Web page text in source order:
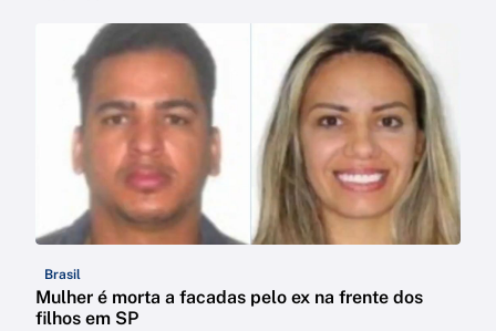
Brasil
Mulher é morta a facadas pelo ex na frente dos
filhos em SP